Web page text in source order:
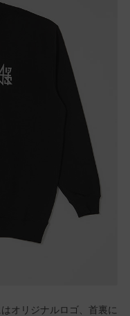
オリジナルロゴ、首裏に